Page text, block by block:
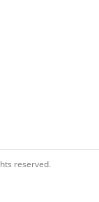
reserved.